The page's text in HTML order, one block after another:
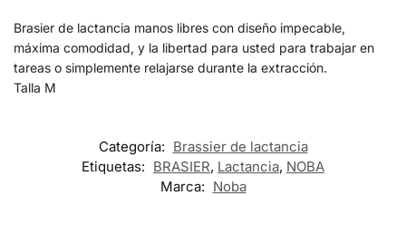
Brasier de lactancia manos libres con diseño impecable,
máxima comodidad, y la libertad para usted para trabajar en
tareas o simplemente relajarse durante la extracción.
Talla M
Categoría: Brassier de lactancia
Etiquetas: BRASIER, Lactancia, NOBA
Marca: Noba